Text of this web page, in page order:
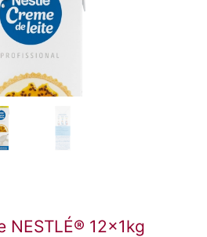
NESTLÉ® 12x1kg